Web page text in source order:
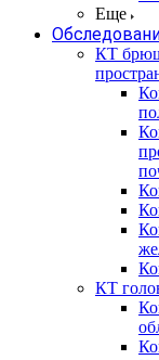
Еще
КТ
КТ